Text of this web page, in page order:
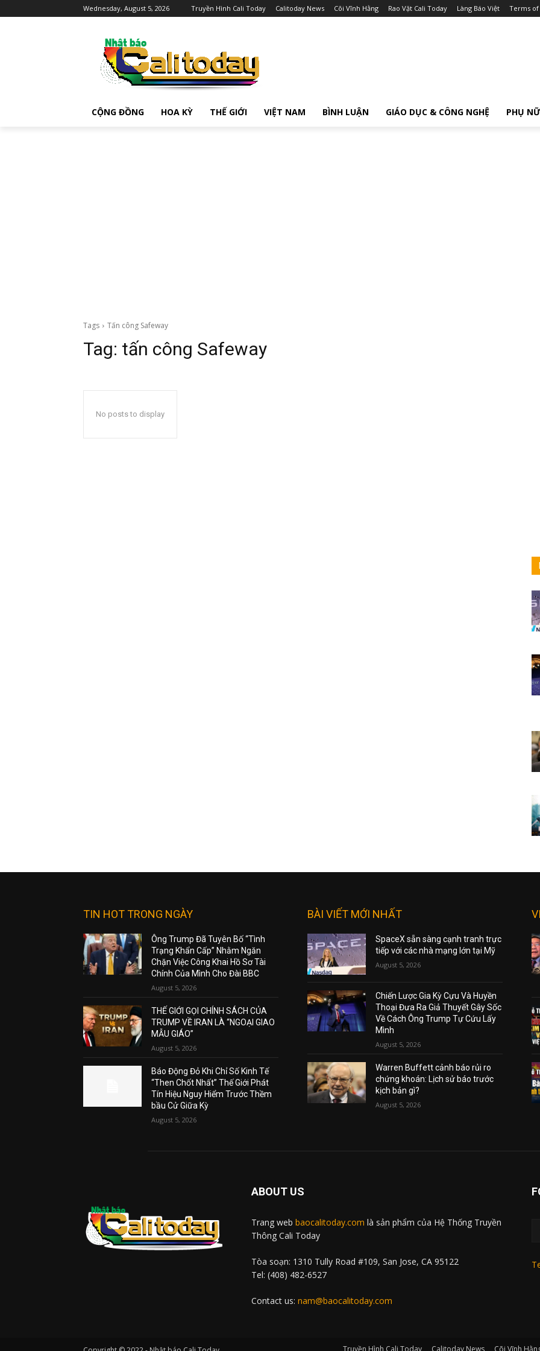
Wednesday, August 5, 2026 Truyền Hình Cali Today Calitoday News Cõi Vĩnh Hằng Rao Vặt Cali Today Làng Báo Việt Terms of
CỘNG ĐỒNG HOA KỲ THẾ GIỚI VIỆT NAM BÌNH LUẬN GIÁO DỤC & CÔNG NGHỆ PHỤ NỮ
Tags Tấn công Safeway
Tag: tấn công Safeway
No posts to display
TIN HOT TRONG NGÀY
Ông Trump Đã Tuyên Bố “Tình
Trạng Khẩn Cấp” Nhằm Ngăn
Chặn Việc Công Khai Hồ Sơ Tài
Chính Của Mình Cho Đài BBC
August 5, 2026
THẾ GIỚI GỌI CHÍNH SÁCH CỦA
TRUMP VỀ IRAN LÀ “NGOẠI GIAO
MẪU GIÁO”
August 5, 2026
Báo Động Đỏ Khi Chỉ Số Kinh Tế
“Then Chốt Nhất” Thế Giới Phát
Tín Hiệu Nguy Hiểm Trước Thềm
bầu Cử Giữa Kỳ
August 5, 2026
BÀI VIẾT MỚI NHẤT
SpaceX sẵn sàng cạnh tranh trực
tiếp với các nhà mạng lớn tại Mỹ
August 5, 2026
Chiến Lược Gia Kỳ Cựu Và Huyền
Thoại Đưa Ra Giả Thuyết Gây Sốc
Về Cách Ông Trump Tự Cứu Lấy
Mình
August 5, 2026
Warren Buffett cảnh báo rủi ro
chứng khoán: Lịch sử báo trước
kịch bản gì?
August 5, 2026
ABOUT US
Trang web baocalitoday.com là sản phẩm của Hệ Thống Truyền
Thông Cali Today
Tòa soạn: 1310 Tully Road #109, San Jose, CA 95122
Tel: (408) 482-6527
Contact us: nam@baocalitoday.com
Truyền Hình Cali Today Calitoday News Cõi Vĩnh